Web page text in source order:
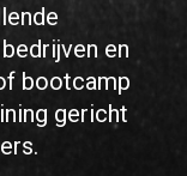
en
bootcamp
gericht